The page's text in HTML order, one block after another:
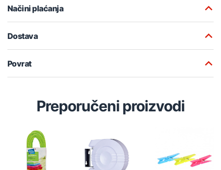
Načini plaćanja
Dostava
Povrat
Preporučeni proizvodi